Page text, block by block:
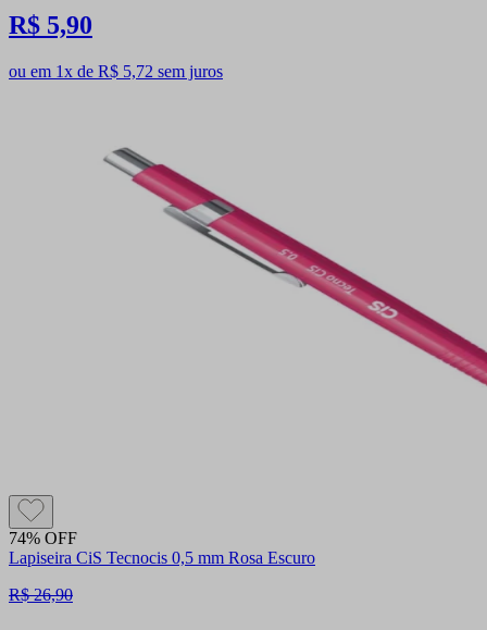
R$ 5,90
ou em 1x de R$ 5,72 sem juros
74% OFF
Lapiseira CiS Tecnocis 0,5 mm Rosa Escuro
R$ 26,90